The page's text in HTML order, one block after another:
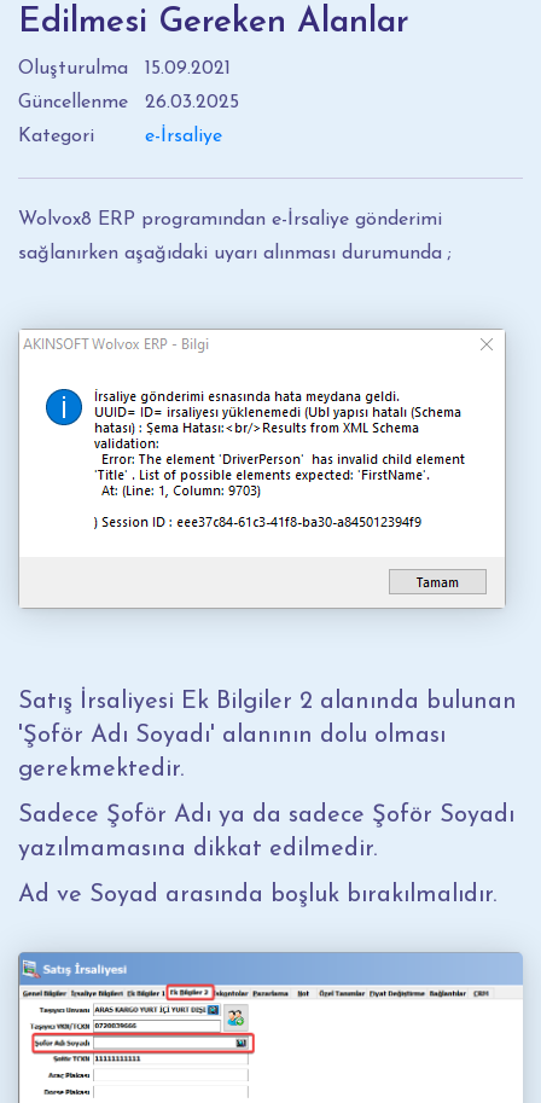
Edilmesi Gereken Alanlar
Oluşturulma
15.09.2021
Güncellenme
26.03.2025
Kategori
e-İrsaliye
Wolvox8 ERP programından e-İrsaliye gönderimi
sağlanırken aşağıdaki uyarı alınması durumunda ;
Satış İrsaliyesi Ek Bilgiler 2 alanında bulunan
'Şoför Adı Soyadı' alanının dolu olması
gerekmektedir.
Sadece Şoför Adı ya da sadece Şoför Soyadı
yazılmamasına dikkat edilmedir.
Ad ve Soyad arasında boşluk bırakılmalıdır.